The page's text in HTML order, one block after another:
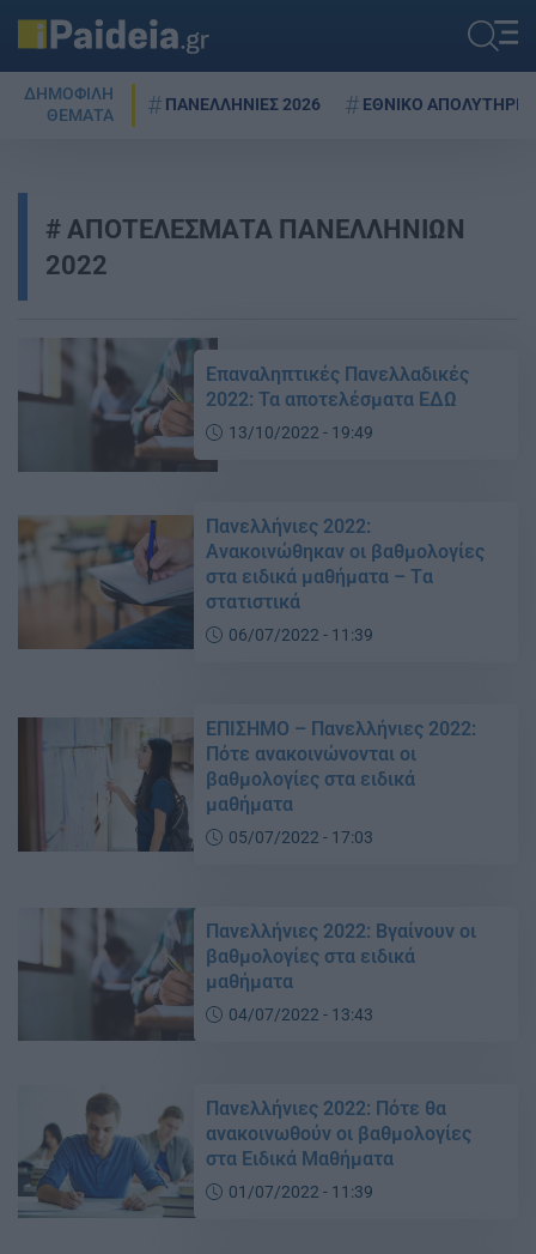
ΔΗΜΟΦΙΛΗ
ΘΕΜΑΤΑ
ΠΑΝΕΛΛΗΝΙΕΣ 2026 ΕΘΝΙΚΟ ΑΠΟΛΥΤΗΡΙΟ
ΑΠΟΤΕΛΕΣΜΑΤΑ ΠΑΝΕΛΛΗΝΙΩΝ
2022
Επαναληπτικές Πανελλαδικές
2022: Τα αποτελέσματα ΕΔΩ
13/10/2022 - 19:49
Πανελλήνιες 2022:
Ανακοινώθηκαν οι βαθμολογίες
στα ειδικά μαθήματα – Tα
στατιστικά
06/07/2022 - 11:39
ΕΠΙΣΗΜΟ – Πανελλήνιες 2022:
Πότε ανακοινώνονται οι
βαθμολογίες στα ειδικά
μαθήματα
05/07/2022 - 17:03
Πανελλήνιες 2022: Βγαίνουν οι
βαθμολογίες στα ειδικά
μαθήματα
04/07/2022 - 13:43
Πανελλήνιες 2022: Πότε θα
ανακοινωθούν οι βαθμολογίες
στα Ειδικά Μαθήματα
01/07/2022 - 11:39